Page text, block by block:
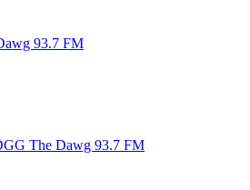
93.7 FM
The Dawg 93.7 FM